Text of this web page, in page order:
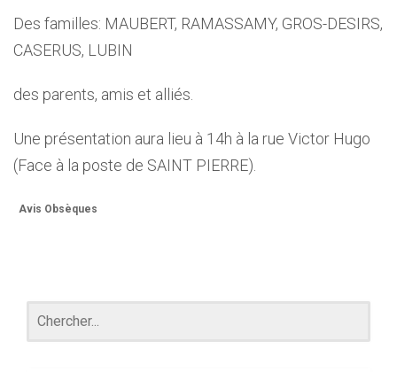
Des familles: MAUBERT, RAMASSAMY, GROS-DESIRS,
CASERUS, LUBIN
des parents, amis et alliés.
Une présentation aura lieu à 14h à la rue Victor Hugo
(Face à la poste de SAINT PIERRE).
Avis Obsèques